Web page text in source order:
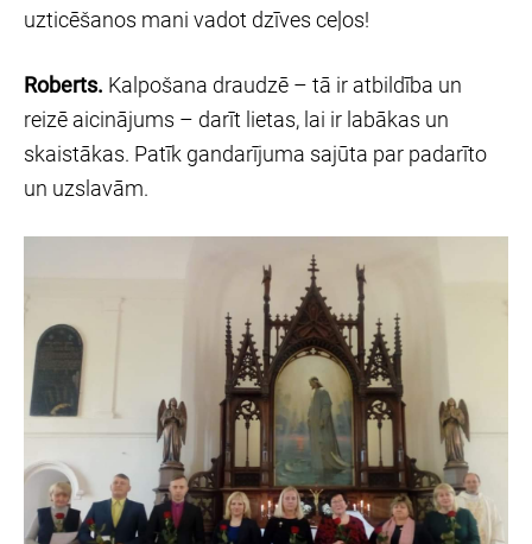
uzticēšanos mani vadot dzīves ceļos!
Roberts. Kalpošana draudzē – tā ir atbildība un
reizē aicinājums – darīt lietas, lai ir labākas un
skaistākas. Patīk gandarījuma sajūta par padarīto
un uzslavām.